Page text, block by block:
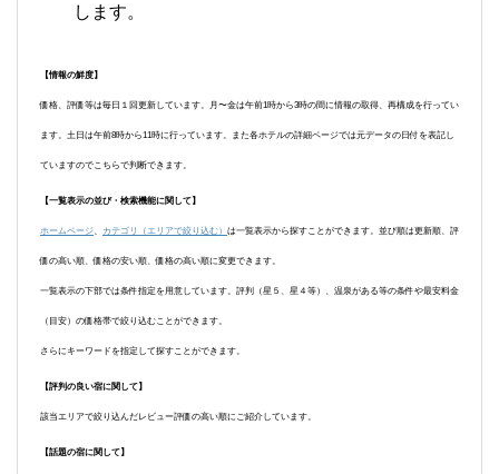
します。
【情報の鮮度】
価格、評価等は毎日１回更新しています。月〜金は午前1時から3時の間に情報の取得、再構成を行ってい
ます。土日は午前8時から11時に行っています。また各ホテルの詳細ページでは元データの日付を表記し
ていますのでこちらで判断できます。
【一覧表示の並び・検索機能に関して】
ホームページ カテゴリ（エリアで絞り込む） は一覧表示から探すことができます。並び順は更新順、評
価の高い順、価格の安い順、価格の高い順に変更できます。
一覧表示の下部では条件指定を用意しています。評判（星５、星４等）、温泉がある等の条件や最安料金
（目安）の価格帯で絞り込むことができます。
さらにキーワードを指定して探すことができます。
【評判の良い宿に関して】
該当エリアで絞り込んだレビュー評価の高い順にご紹介しています。
【話題の宿に関して】